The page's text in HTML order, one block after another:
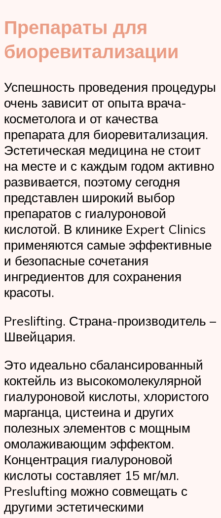
Препараты для
биоревитализации
Успешность проведения процедуры
очень зависит от опыта врача-
косметолога и от качества
препарата для биоревитализация.
Эстетическая медицина не стоит
на месте и с каждым годом активно
развивается, поэтому сегодня
представлен широкий выбор
препаратов с гиалуроновой
кислотой. В клинике Expert Clinics
применяются самые эффективные
и безопасные сочетания
ингредиентов для сохранения
красоты.
Preslifting. Страна-производитель –
Швейцария.
Это идеально сбалансированный
коктейль из высокомолекулярной
гиалуроновой кислоты, хлористого
марганца, цистеина и других
полезных элементов с мощным
омолаживающим эффектом.
Концентрация гиалуроновой
кислоты составляет 15 мг/мл.
Preslufting можно совмещать с
другими эстетическими